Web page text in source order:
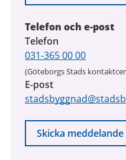
Telefon och e-post
Telefon
031-365 00 00
(Göteborgs Stads
E-post
Skicka meddelande